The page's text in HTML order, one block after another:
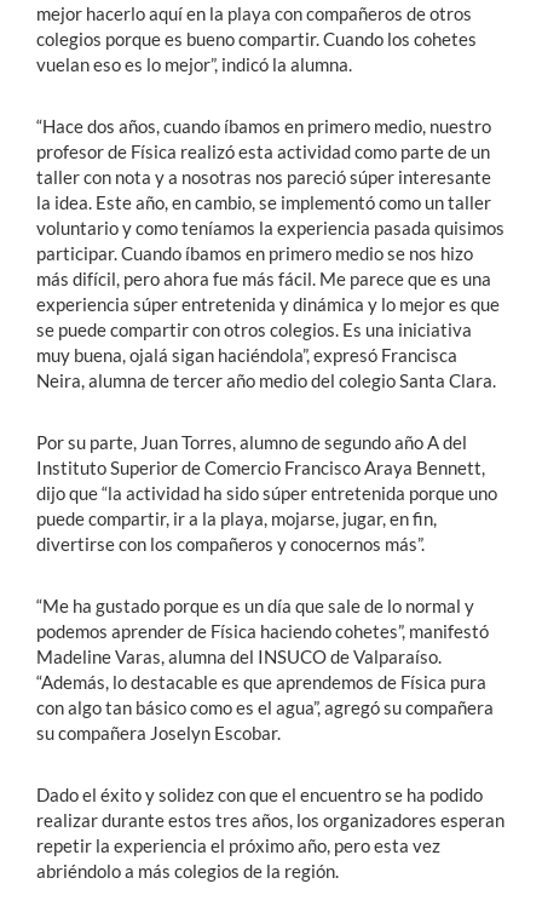
mejor hacerlo aquí en la playa con compañeros de otros
colegios porque es bueno compartir. Cuando los cohetes
vuelan eso es lo mejor”, indicó la alumna.
“Hace dos años, cuando íbamos en primero medio, nuestro
profesor de Física realizó esta actividad como parte de un
taller con nota y a nosotras nos pareció súper interesante
la idea. Este año, en cambio, se implementó como un taller
voluntario y como teníamos la experiencia pasada quisimos
participar. Cuando íbamos en primero medio se nos hizo
más difícil, pero ahora fue más fácil. Me parece que es una
experiencia súper entretenida y dinámica y lo mejor es que
se puede compartir con otros colegios. Es una iniciativa
muy buena, ojalá sigan haciéndola”, expresó Francisca
Neira, alumna de tercer año medio del colegio Santa Clara.
Por su parte, Juan Torres, alumno de segundo año A del
Instituto Superior de Comercio Francisco Araya Bennett,
dijo que “la actividad ha sido súper entretenida porque uno
puede compartir, ir a la playa, mojarse, jugar, en fin,
divertirse con los compañeros y conocernos más”.
“Me ha gustado porque es un día que sale de lo normal y
podemos aprender de Física haciendo cohetes”, manifestó
Madeline Varas, alumna del INSUCO de Valparaíso.
“Además, lo destacable es que aprendemos de Física pura
con algo tan básico como es el agua”, agregó su compañera
su compañera Joselyn Escobar.
Dado el éxito y solidez con que el encuentro se ha podido
realizar durante estos tres años, los organizadores esperan
repetir la experiencia el próximo año, pero esta vez
abriéndolo a más colegios de la región.